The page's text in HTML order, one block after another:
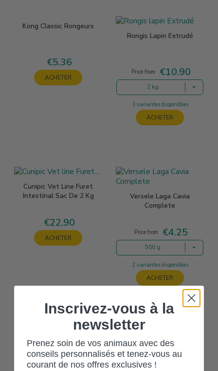
Kong Classic Rongeurs
Price
€5.36
ACHETER
Rongis Lapin Extrudé
Price from Price
€10.90
2 kg
3 variantes disponibles
ACHETER
Cunipic Vet Line Furet
Intestinal Sac De 2 Kg
Price
€22.90
ACHETER
Versele Laga Cavia
Complete
Price from Price
€4.25
500 g
2 variantes disponibles
ACHETER
Inscrivez-vous à la
newsletter
Prenez soin de vos animaux avec des
conseils personnalisés et tenez-vous au
courant de nos offres exclusives !